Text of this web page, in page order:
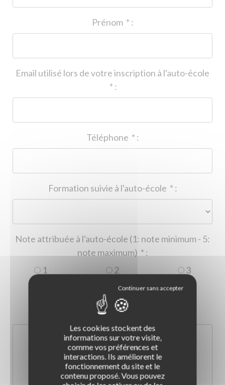
* :
Email utilisé lors de votre inscription à l'auto-école
* :
* :
* :
Note attribuée à l'auto-école (1: note minimum - 5:
* :
1
2
3
5
Les cookies stockent des
informations sur votre visite,
comme vos préférences et
interactions. Ils améliorent le
fonctionnement du site et le
contenu proposé. Vous pouvez